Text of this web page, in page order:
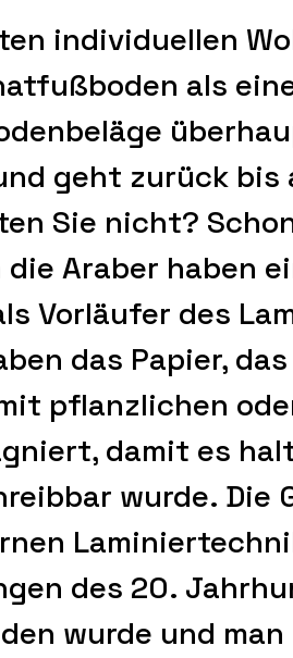
individuellen
als
geht zurück bis
Sie nicht?
die Araber haben
Vorläufer des
das Papier,
pflanzlichen
damit es
wurde. Die
des 20.
wurde und